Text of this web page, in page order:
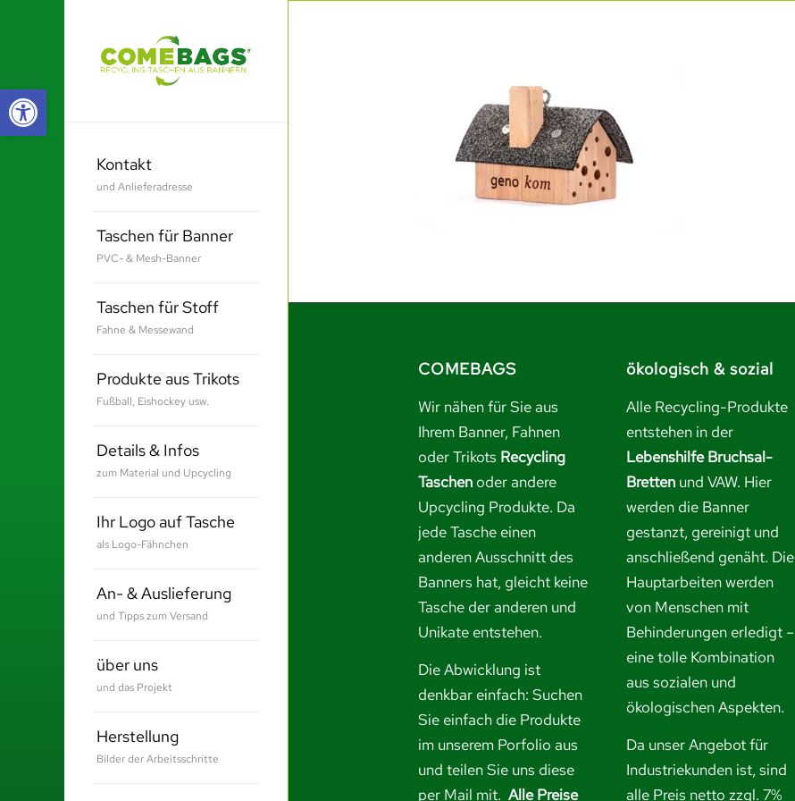
Werkzeugleiste öffnen
Kontakt
und Anlieferadresse
Taschen für Banner
PVC- & Mesh-Banner
Taschen für Stoff
Fahne & Messewand
Produkte aus Trikots
Fußball, Eishockey usw.
Details & Infos
zum Material und Upcycling
Ihr Logo auf Tasche
als Logo-Fähnchen
An- & Auslieferung
und Tipps zum Versand
über uns
und das Projekt
Herstellung
Bilder der Arbeitsschritte
COMEBAGS
Wir nähen für Sie aus
Ihrem Banner, Fahnen
oder Trikots Recycling
Taschenoder andere
Upcycling Produkte. Da
jede Tasche einen
anderen Ausschnitt des
Banners hat, gleicht keine
Tasche der anderen und
Unikate entstehen.
Die Abwicklung ist
denkbar einfach: Suchen
Sie einfach die Produkte
im unserem Porfolio aus
und teilen Sie uns diese
per Mail mit. Alle Preise
ökologisch & sozial
Alle Recycling-Produkte
entstehen in der
Lebenshilfe Bruchsal-
Bretten und VAW. Hier
werden die Banner
gestanzt, gereinigt und
anschließend genäht. Die
Hauptarbeiten werden
von Menschen mit
Behinderungen erledigt –
eine tolle Kombination
aus sozialen und
ökologischen Aspekten.
Da unser Angebot für
Industriekunden ist, sind
alle Preis netto zzgl. 7%